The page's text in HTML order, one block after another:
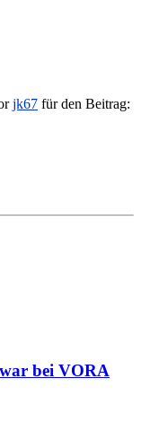
jk67 für den Beitrag:
bei VORA